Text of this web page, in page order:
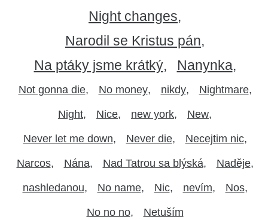
Night changes
Narodil se Kristus pán
Na ptáky jsme krátký
Nanynka
Not gonna die No money nikdy Nightmare
Night Nice new york New
Never let me down Never die Necejtim nic
Narcos Nána Nad Tatrou sa blýská Naděje
nashledanou No name Nic nevím Nos
No no no Netuším